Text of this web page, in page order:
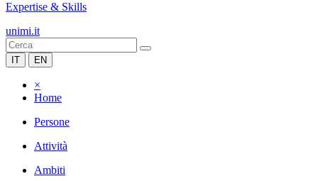
Expertise & Skills
unimi.it
IT EN
×
Home
Persone
Attività
Ambiti